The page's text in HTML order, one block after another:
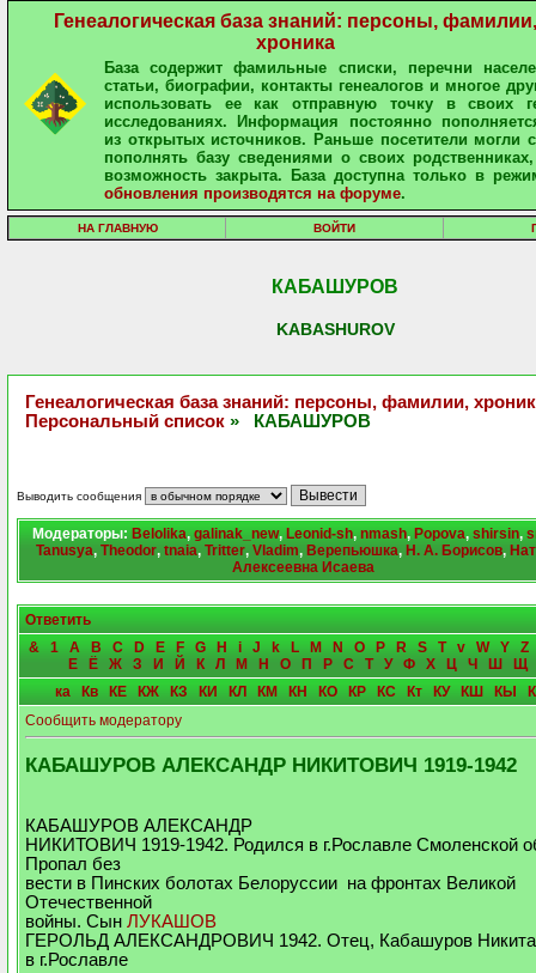
Генеалогическая база знаний: персоны, фамилии,
хроника
База содержит фамильные списки, перечни
статьи, биографии, контакты генеалогов и многое
использовать ее как отправную точку в своих
исследованиях. Информация постоянно
из открытых источников. Раньше посетители могли
пополнять базу сведениями о своих
возможность закрыта. База доступна только в
обновления производятся на форуме.
НА ГЛАВНУЮ ВОЙТИ
КАБАШУРОВ
KABASHUROV
Генеалогическая база знаний: персоны, фамилии,
Персональный список » КАБАШУРОВ
Выводить сообщения
Модераторы: Belolika, galinak_new, Leonid-sh, nmash, Popova, shirsin,
Tanusya, Theodor, tnaia, Tritter, Vladim, Верепьюшка, Н. А. Борисов,
Алексеевна Исаева
Ответить
&
1 A B C D E F G H i J k L M N O P R S T v W Y
Z
Е
Ё Ж З И Й К Л М Н О П Р С Т У Ф Х Ц Ч Ш
Щ
ка
Кв КЕ КЖ КЗ КИ КЛ КМ КН КО КР КС Кт КУ КШ КЫ
Сообщить модератору
КАБАШУРОВ АЛЕКСАНДР НИКИТОВИЧ 1919-1942
КАБАШУРОВ АЛЕКСАНДР
НИКИТОВИЧ 1919-1942. Родился в г.Рославле Смоленской
Пропал без
вести в Пинских болотах Белоруссии на фронтах Великой
Отечественной
войны. Сын ЛУКАШОВ
ГЕРОЛЬД АЛЕКСАНДРОВИЧ 1942. Отец, Кабашуров
в г.Рославле